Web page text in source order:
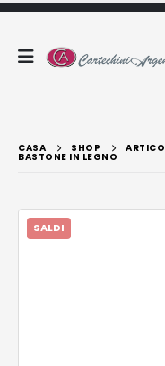
CASA SHOP
BASTONE IN LEGNO
SALDI